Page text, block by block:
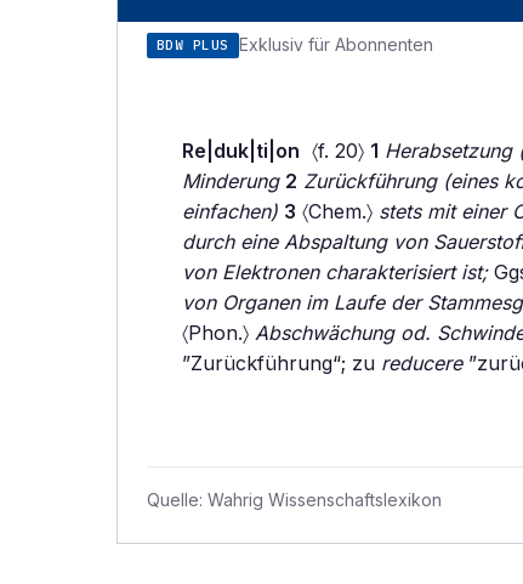
BDW PLUS Exklusiv für Abonnenten
Re|duk|ti|on 〈f. 20〉 1 Herabsetzung
Minderung 2 Zurückführung (eines
einfachen) 3 〈Chem.〉 stets mit einer
durch eine Abspaltung von
von Elektronen charakterisiert ist;
von Organen im Laufe der
〈Phon.〉 Abschwächung od.
”Zurückführung“; zu reducere
Quelle: Wahrig Wissenschaftslexikon